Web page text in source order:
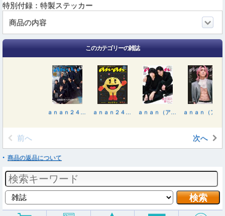
特別付録：特製ステッカー
商品の内容
このカテゴリーの雑誌
前へ 次へ
商品の返品について